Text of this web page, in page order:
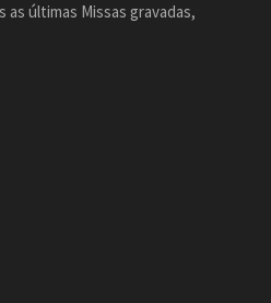
últimas Missas gravadas,